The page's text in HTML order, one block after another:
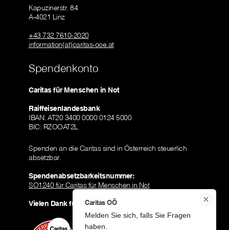
Caritas OÖ
Melden Sie sich, falls Sie Fragen
haben.
Kapuzinerstr. 84
A-4021 Linz
+43 732 7610-2020
information(at)caritas-ooe.at
Spendenkonto
Caritas für Menschen in Not
Raiffeisenlandesbank
IBAN: AT20 3400 0000 0124 5000
BIC: RZOOAT2L
Spenden an die Caritas sind in Österreich steuerlich
absetzbar.
Spendenabsetzbarkeitsnummer:
SO1240 für Caritas für Menschen in Not
Vielen Dank für Ihre Spende!